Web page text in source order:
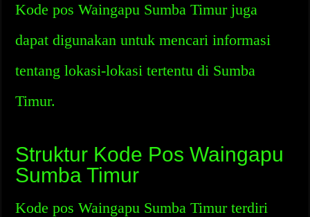
Kode pos Waingapu Sumba Timur juga
dapat digunakan untuk mencari informasi
tentang lokasi-lokasi tertentu di Sumba
Timur.
Struktur Kode Pos Waingapu
Sumba Timur
Kode pos Waingapu Sumba Timur terdiri